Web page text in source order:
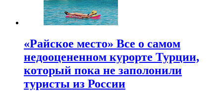
«Райское место» Все о самом
недооцененном курорте Турции,
который пока не заполонили
туристы из России